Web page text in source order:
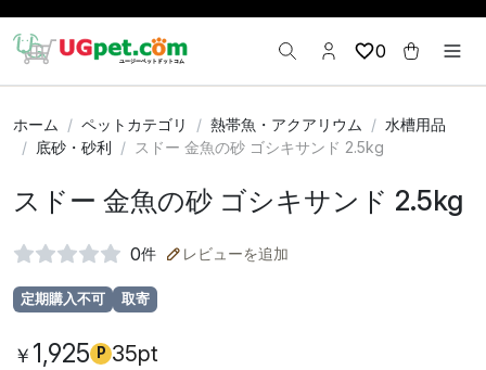
0
ホーム ペットカテゴリ 熱帯魚・アクアリウム
水槽用品
底砂・砂利
スドー 金魚の砂 ゴシキサンド 2.5kg
スドー 金魚の砂 ゴシキサンド 2.5kg
0件 レビューを追加
定期購入不可 取寄
￥ 1,925 P 35pt